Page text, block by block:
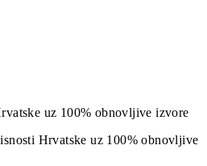
uz 100% obnovljive izvore
Hrvatske uz 100% obnovljive